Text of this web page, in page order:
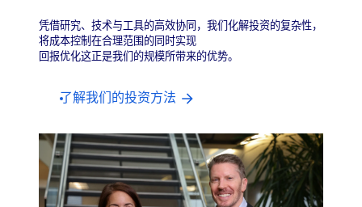
凭借研究、技术与工具的高效协同，我们化解投资的复杂性，
将成本控制在合理范围的同时实现
回报优化这正是我们的规模所带来的优势。
了解我们的投资方法